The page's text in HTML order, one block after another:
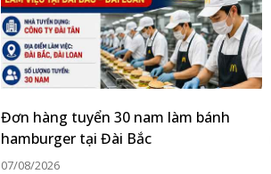
Đơn hàng tuyển 30 nam làm bánh
hamburger tại Đài Bắc
07/08/2026